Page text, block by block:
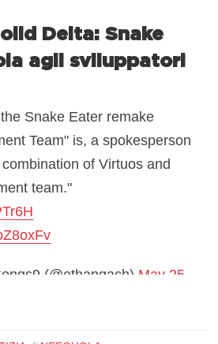
Delta: Snake
agli sviluppatori
Snake Eater remake
Team" is, a spokesperson
of Virtuos and
team."
(@ethangach) May 25,